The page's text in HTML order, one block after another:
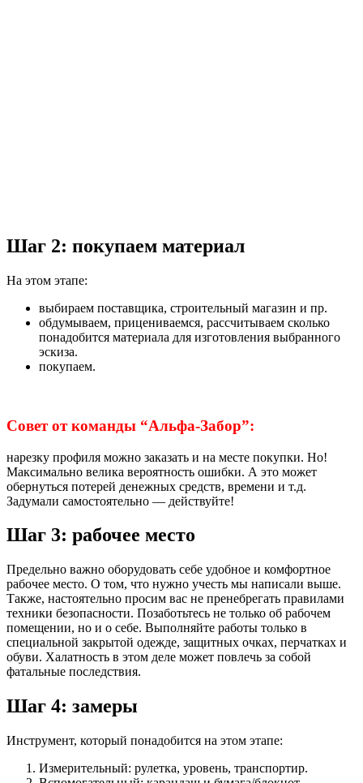
Шаг 2: покупаем материал
На этом этапе:
выбираем поставщика, строительный магазин и пр.
обдумываем, прицениваемся, рассчитываем сколько
понадобится материала для изготовления выбранного
эскиза.
покупаем.
Совет от команды “Альфа-Забор”:
нарезку профиля можно заказать и на месте покупки. Но!
Максимально велика вероятность ошибки. А это может
обернуться потерей денежных средств, времени и т.д.
Задумали самостоятельно — действуйте!
Шаг 3: рабочее место
Предельно важно оборудовать себе удобное и комфортное
рабочее место. О том, что нужно учесть мы написали выше.
Также, настоятельно просим вас не пренебрегать правилами
техники безопасности. Позаботьтесь не только об рабочем
помещении, но и о себе. Выполняйте работы только в
специальной закрытой одежде, защитных очках, перчатках и
обуви. Халатность в этом деле может повлечь за собой
фатальные последствия.
Шаг 4: замеры
Инструмент, который понадобится на этом этапе:
Измерительный: рулетка, уровень, транспортир.